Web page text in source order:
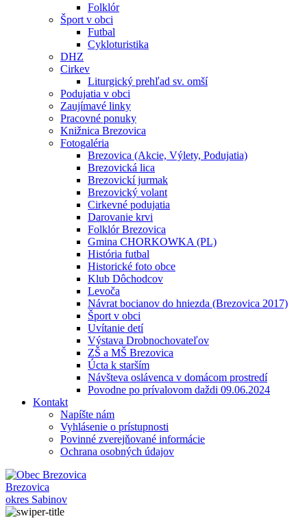
Folklór
Šport v obci
Futbal
Cykloturistika
DHZ
Cirkev
Liturgický prehľad sv. omší
Podujatia v obci
Zaujímavé linky
Pracovné ponuky
Knižnica Brezovica
Fotogaléria
Brezovica (Akcie, Výlety, Podujatia)
Brezovická lica
Brezovickí jurmak
Brezovický volant
Cirkevné podujatia
Darovanie krvi
Folklór Brezovica
Gmina CHORKOWKA (PL)
História futbal
Historické foto obce
Klub Dôchodcov
Levoča
Návrat bocianov do hniezda (Brezovica 2017)
Šport v obci
Uvítanie detí
Výstava Drobnochovateľov
ZŠ a MŠ Brezovica
Úcta k starším
Návšteva oslávenca v domácom prostredí
Povodne po prívalovom daždi 09.06.2024
Kontakt
Napíšte nám
Vyhlásenie o prístupnosti
Povinné zverejňované informácie
Ochrana osobných údajov
Brezovica
okres Sabinov